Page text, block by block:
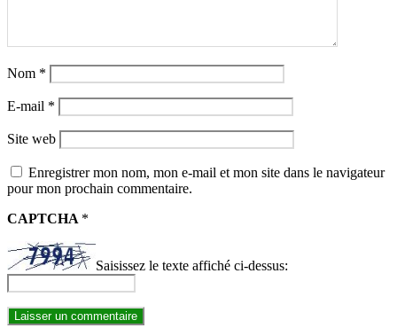
Nom *
E-mail *
Site web
Enregistrer mon nom, mon e-mail et mon site dans le navigateur
pour mon prochain commentaire.
CAPTCHA *
Saisissez le texte affiché ci-dessus: